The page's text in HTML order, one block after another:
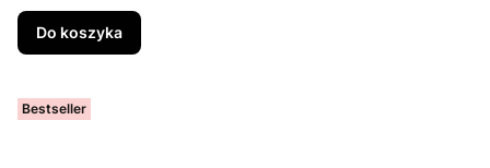
Do koszyka
Bestseller